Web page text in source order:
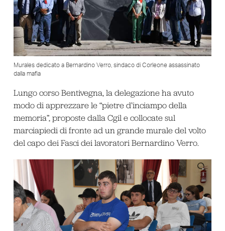
Murales dedicato a Bernardino Verro, sindaco di Corleone assassinato
dalla mafia
Lungo corso Bentivegna, la delegazione ha avuto
modo di apprezzare le “pietre d’inciampo della
memoria”, proposte dalla Cgil e collocate sul
marciapiedi di fronte ad un grande murale del volto
del capo dei Fasci dei lavoratori Bernardino Verro.